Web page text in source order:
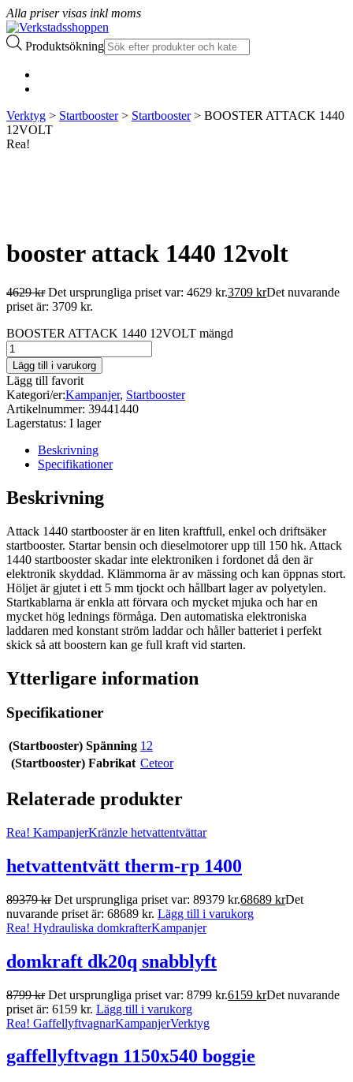
Alla priser visas inkl moms
Produktsökning
Verktyg > Startbooster> Startbooster> BOOSTER ATTACK 1440
12VOLT
Rea!
booster attack 1440 12volt
4629kr Det ursprungliga priset var: 4629 kr.3709 krDet nuvarande
priset är: 3709 kr.
BOOSTER ATTACK 1440 12VOLT mängd
Lägg till i varukorg
Lägg till favorit
Kategori/er:Kampanjer, Startbooster
Artikelnummer: 39441440
Lagerstatus: I lager
Beskrivning
Specifikationer
Beskrivning
Attack 1440 startbooster är en liten kraftfull, enkel och driftsäker
startbooster. Startar bensin och dieselmotorer upp till 150 hk. Attack
1440 startbooster skadar inte elektroniken i fordonet då den är
elektronik skyddad. Klämmorna är av mässing och kan öppnas stort.
Höljet är gjutet i ett 5 mm tjockt och hållbart lager av polyetylen.
Startkablarna är enkla att förvara och mycket mjuka och har en
mycket hög lednings förmåga. Den automatiska elektroniska
laddaren med konstant ström laddar och håller batteriet i perfekt
skick så att boostern kan ge full kraft vid starten.
Ytterligare information
Specifikationer
(Startbooster) Spänning 12
(Startbooster) Fabrikat Ceteor
Relaterade produkter
Rea! KampanjerKränzle hetvattentvättar
hetvattentvätt therm-rp 1400
89379kr Det ursprungliga priset var: 89379 kr.68689 krDet
nuvarande priset är: 68689 kr. Lägg till i varukorg
Rea! Hydrauliska domkrafterKampanjer
domkraft dk20q snabblyft
8799kr Det ursprungliga priset var: 8799 kr.6159 krDet nuvarande
priset är: 6159 kr. Lägg till i varukorg
Rea! GaffellyftvagnarKampanjerVerktyg
gaffellyftvagn 1150x540 boggie